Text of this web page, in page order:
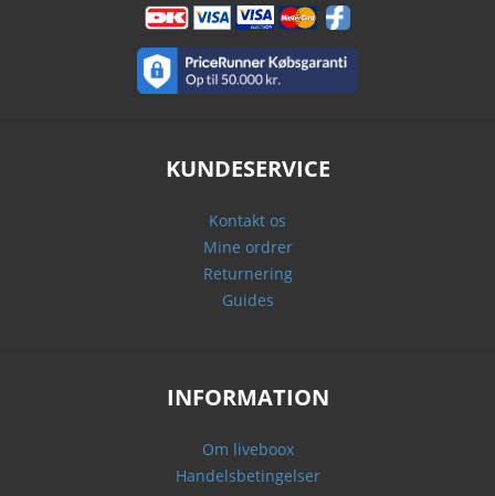
KUNDESERVICE
Kontakt os
Mine ordrer
Returnering
Guides
INFORMATION
Om liveboox
Handelsbetingelser